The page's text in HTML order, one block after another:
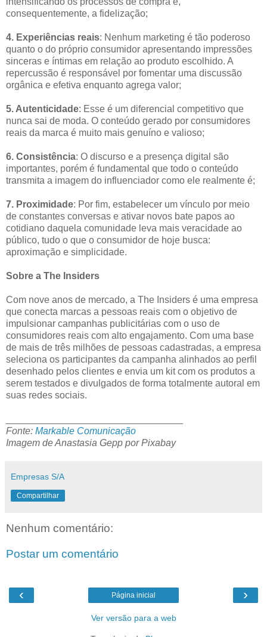
consequentemente, a fidelização;
4. Experiências reais: Nenhum marketing é tão poderoso
quanto o do próprio consumidor apresentando impressões
sinceras e íntimas em relação ao produto escolhido. A
repercussão é responsável por fomentar uma discussão
orgânica e efetiva enquanto agrega valor;
5. Autenticidade: Esse é um diferencial competitivo que
nunca sai de moda. O conteúdo gerado por consumidores
reais da marca é muito mais genuíno e valioso;
6. Consistência: O discurso e a presença digital são
importantes, porém é fundamental que todo o conteúdo
transmita a imagem do influenciador como ele realmente é;
7. Proximidade: Por fim, estabelecer um vínculo por meio
de constantes conversas e ativar novos bate papos ao
cotidiano daquela comunidade leva mais veracidade ao
público, tudo o que o consumidor de hoje busca:
aproximação e simplicidade.
Sobre a The Insiders
Com nove anos de mercado, a The Insiders é uma empresa
que conecta marcas a pessoas reais com o objetivo de
impulsionar campanhas publicitárias com o uso de
consumidores reais com alto engajamento. Com uma base
de mais de três milhões de pessoas cadastradas, a empresa
seleciona os participantes da campanha alinhados ao perfil
desenhado pelos clientes e envia um kit com os produtos a
serem testados e divulgados de forma totalmente autoral em
suas redes sociais.
Fonte: Markable Comunicação
Imagem de Anastasia Gepp por Pixabay
Empresas S/A
Compartilhar
Nenhum comentário:
Postar um comentário
‹ ›
Página inicial
Ver versão para a web